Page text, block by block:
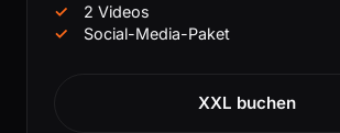
2 Videos
Social-Media-Paket
XXL buchen